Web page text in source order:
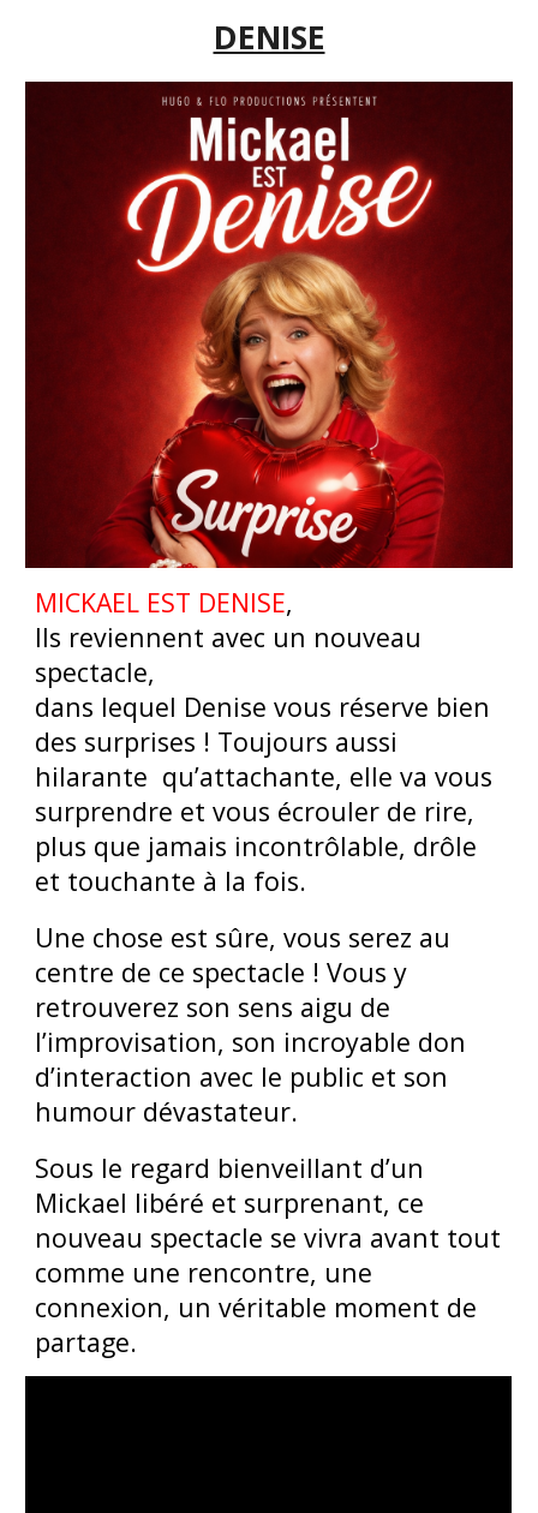
DENISE
MICKAEL EST DENISE,
Ils reviennent avec un nouveau
spectacle,
dans lequel Denise vous réserve bien
des surprises ! Toujours aussi
hilarante qu’attachante, elle va vous
surprendre et vous écrouler de rire,
plus que jamais incontrôlable, drôle
et touchante à la fois.
Une chose est sûre, vous serez au
centre de ce spectacle ! Vous y
retrouverez son sens aigu de
l’improvisation, son incroyable don
d’interaction avec le public et son
humour dévastateur.
Sous le regard bienveillant d’un
Mickael libéré et surprenant, ce
nouveau spectacle se vivra avant tout
comme une rencontre, une
connexion, un véritable moment de
partage.